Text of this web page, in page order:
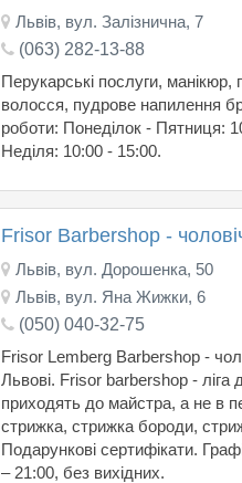
Львів, вул. Залізнична, 7
(063) 282-13-88
Перукарські послуги,
волосся, пудрове напилення
роботи: Понеділок - Пятниця:
Неділя: 10:00 - 15:00.
Frisor Barbershop -
Львів, вул. Дорошенка, 50
Львів, вул. Яна Жижки, 6
(050) 040-32-75
Frisor Lemberg Barbershop -
Львові. Frisor barbershop - ліга
приходять до майстра, а не в
стрижка, стрижка бороди,
Подарункові сертифікати.
– 21:00, без вихідних.